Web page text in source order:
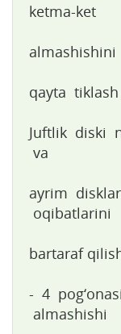
ketma-ket
qayta
Juftlik diski
va
ayrim
oqibatlarini
bartaraf
- 4
almashishi